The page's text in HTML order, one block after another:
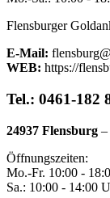
Flensburger
E-Mail:
WEB: https://
Tel.: 0461-182
24937 Flensburg –
Öffnungszeiten:
Mo.-Fr. 10:00 -
Sa.: 10:00 - 14:00